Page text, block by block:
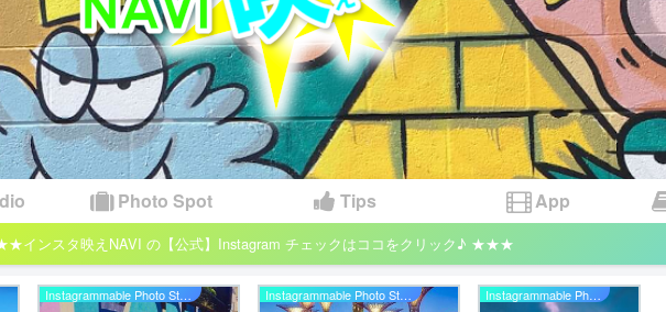
Photo Spot Tips App
インスタ映えNAVI の【公式】Instagram チェックはココをクリック♪ ★★★
Instagrammable Photo Studio Instagrammable Photo Studio Instagrammable Photo Studio